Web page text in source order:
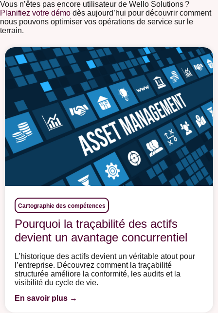
Vous n’êtes pas encore utilisateur de Wello Solutions ?
Planifiez votre démo dès aujourd’hui pour découvrir comment
nous pouvons optimiser vos opérations de service sur le
terrain.
Cartographie des compétences
Pourquoi la traçabilité des actifs
devient un avantage concurrentiel
L’historique des actifs devient un véritable atout pour
l’entreprise. Découvrez comment la traçabilité
structurée améliore la conformité, les audits et la
visibilité du cycle de vie.
En savoir plus →